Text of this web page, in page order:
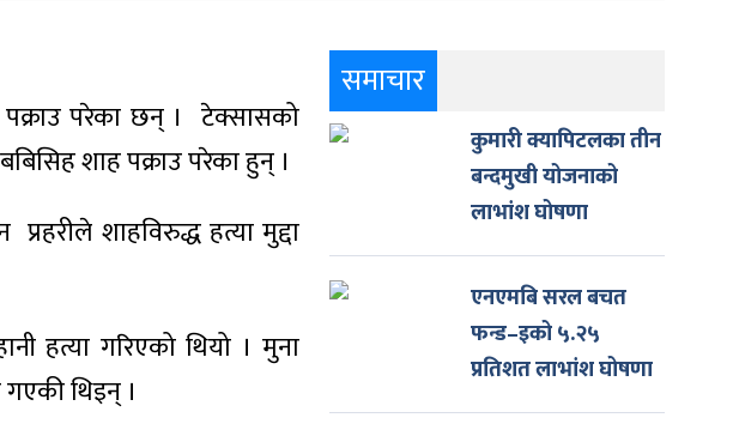
पक्राउ परेका छन् । टेक्सासको
बबिसिह शाह पक्राउ परेका हुन् ।
शाहविरुद्ध हत्या मुद्दा
हत्या गरिएको थियो । मुना
थिइन् ।
समाचार
कुमारी क्यापिटलका तीन
बन्दमुखी योजनाको
लाभांश घोषणा
एनएमबि सरल बचत
फन्ड–इको ५.२५
प्रतिशत लाभांश घोषणा